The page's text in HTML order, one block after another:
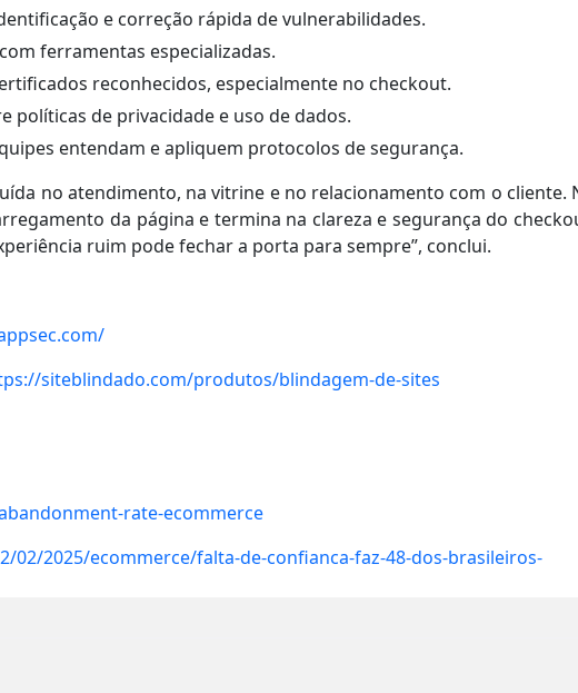
e correção rápida de vulnerabilidades.
ferramentas especializadas.
reconhecidos, especialmente no checkout.
políticas de privacidade e uso de dados.
entendam e apliquem protocolos de segurança.
no atendimento, na vitrine e no relacionamento com o cliente.
da página e termina na clareza e segurança do
ruim pode fechar a porta para sempre”, conclui.
siteblindado.com/produtos/blindagem-de-sites
rate-ecommerce
2025/ecommerce/falta-de-confianca-faz-48-dos-brasileiros-